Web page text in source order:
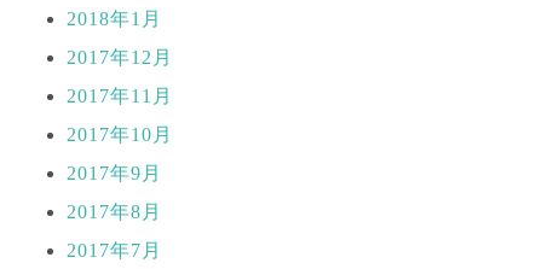
2018年1月
2017年12月
2017年11月
2017年10月
2017年9月
2017年8月
2017年7月